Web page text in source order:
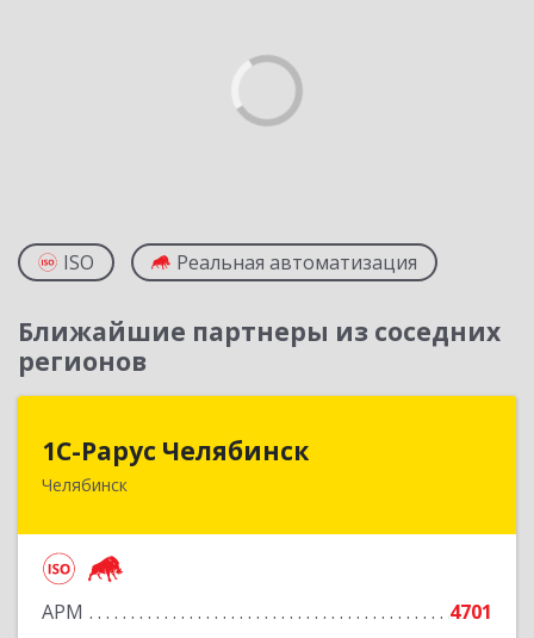
ISO Реальная автоматизация
Ближайшие партнеры из соседних
регионов
1С-Рарус Челябинск
Челябинск
АРМ
4701
1С-Рарус Челябинск
454091, Челябинская обл, Челябинск г, Труда ул,